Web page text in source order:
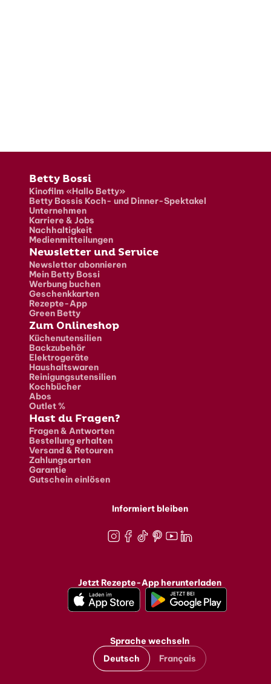
Fusszeile
Betty Bossi
Kinofilm «Hallo Betty»
Betty Bossis Koch- und Dinner-Spektakel
Unternehmen
Karriere & Jobs
Nachhaltigkeit
Medienmitteilungen
Newsletter und Service
Newsletter abonnieren
Mein Betty Bossi
Werbung buchen
Geschenkkarten
Rezepte-App
Green Betty
Zum Onlineshop
Küchenutensilien
Backzubehör
Elektrogeräte
Haushaltswaren
Reinigungsutensilien
Kochbücher
Abos
Outlet %
Hast du Fragen?
Fragen & Antworten
Bestellung erhalten
Versand & Retouren
Zahlungsarten
Garantie
Gutschein einlösen
Informiert bleiben
Jetzt Rezepte-App herunterladen
Sprache wechseln
Deutsch
Français